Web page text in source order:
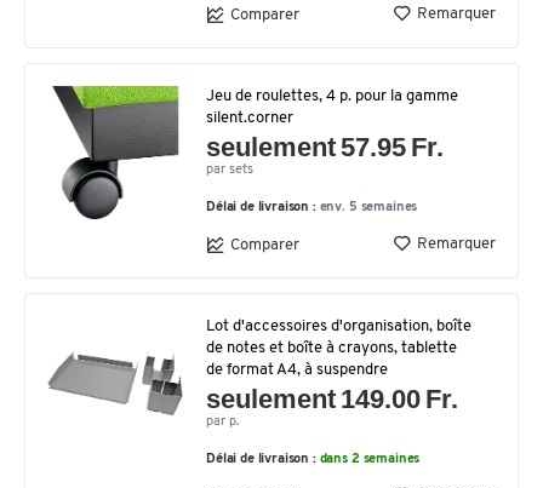
Comparer Remarquer
Jeu de roulettes, 4 p. pour la gamme
silent.corner
seulement 57.95 Fr.
par sets
Délai de livraison : env. 5 semaines
Comparer Remarquer
Lot d'accessoires d'organisation, boîte
de notes et boîte à crayons, tablette
de format A4, à suspendre
seulement 149.00 Fr.
par p.
Délai de livraison : dans 2 semaines